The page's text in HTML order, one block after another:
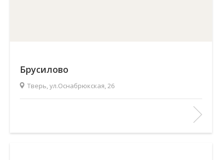
Брусилово
Тверь, ул.Оснабрюкская, 26